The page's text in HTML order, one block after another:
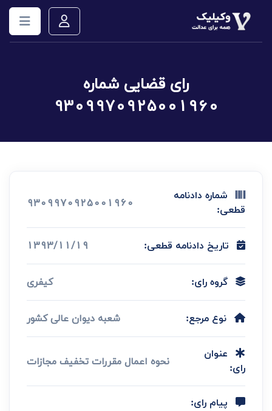
رای قضایی شماره
9309970925001960
شماره دادنامه
قطعی:
9309970925001960
تاریخ دادنامه قطعی: 1393/11/19
گروه رای: کیفری
نوع مرجع: شعبه دیوان عالی کشور
عنوان
رای:
نحوه اعمال مقررات تخفیف مجازات
پیام رای: